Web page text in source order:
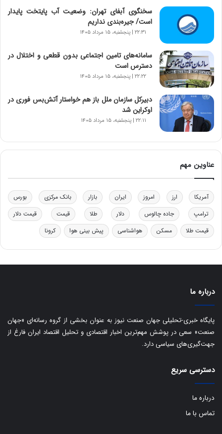
ا
و
د
و
ب
ا
ی
ت
و
ل
د
د
و
ه
ا
ی
ی
ت
سخنگوی آبفای تهران: وضعیت آب پایتخت پایدار
است/ جیره‌بندی نداریم
۲۲:۳۱ | پنجشنبه، ۱۵ مرداد ۱۴۰۵
سامانه‌های تامین اجتماعی بدون قطعی و اختلال در
دسترس است
۲۲:۲۲ | پنجشنبه، ۱۵ مرداد ۱۴۰۵
دبیرکل سازمان ملل باز هم خواستار آتش‌بس فوری در
اوکراین شد
۲۲:۱۱ | پنجشنبه، ۱۵ مرداد ۱۴۰۵
عناوین مهم
آمریکا ارز امروز ایران بازار بانک مرکزی
بورس
ترامپ
جاده چالوس دلار طلا قیمت
قیمت دلار
قیمت طلا
مسکن هواشناسی پیش بینی هوا کرونا
درباره ما
پایگاه خبری-تحلیلی جهان صنعت نیوز به عنوان بخشی از گروه رسانه‌ای «جهان
صنعت» سعی در پوشش مهم‌ترین اخبار اقتصادی و تحلیل اقتصاد ایران فارغ از
جهت‌گیری‌های سیاسی دارد.
دسترسی سریع
درباره ما
تماس با ما